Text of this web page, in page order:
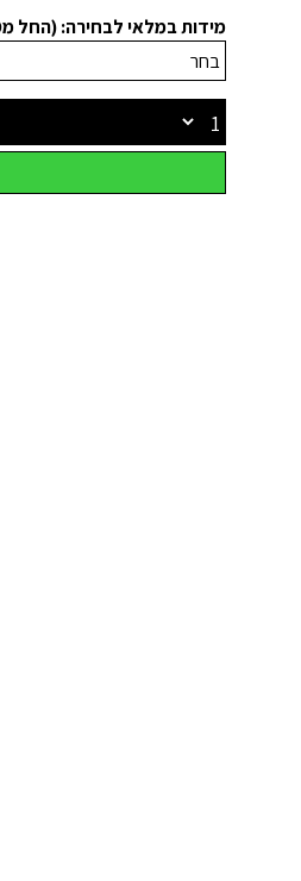
מידות במלאי לבחירה: (החל מ₪69 - ₪149)